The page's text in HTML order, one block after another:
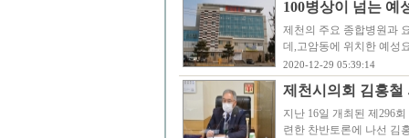
100병상이 넘는
제천의 주요 종합병원과
데,고암동에 위치한 예성
2020-12-29 05:39:14
제천시의회 김홍
지난 16일 개최된 제296
련한 찬반토론에 나선 김